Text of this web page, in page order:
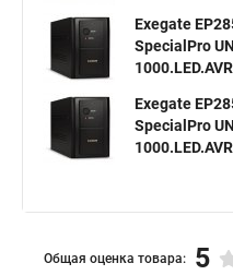
Exegate
SpecialPro
Exegate
SpecialPro
Общая оценка товара: 5